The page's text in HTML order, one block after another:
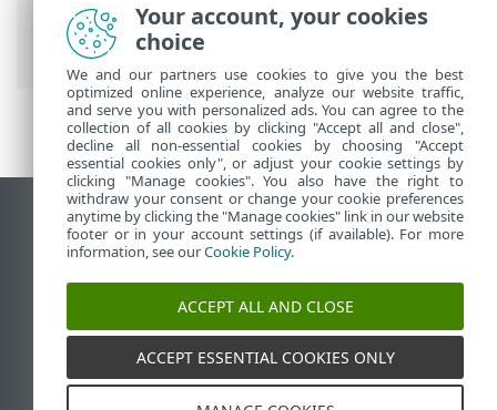
ESET 온라인 도움말>ESET Mail Security>
시작> 설치 이후 작업
데스크톱 사이트 보기
End of Life
ESET 지식 베이스
ESET Status Portal
국가별 지원
Your account, your cookies
choice
We and our partners use cookies to give you the best
optimized online experience, analyze our website traffic,
and serve you with personalized ads. You can agree to the
collection of all cookies by clicking "Accept all and close",
decline all non-essential cookies by choosing "Accept
essential cookies only", or adjust your cookie settings by
clicking "Manage cookies". You also have the right to
withdraw your consent or change your cookie preferences
anytime by clicking the "Manage cookies" link in our website
footer or in your account settings (if available). For more
information, see ourCookie Policy.
ACCEPT ALL AND CLOSE
ACCEPT ESSENTIAL COOKIES ONLY